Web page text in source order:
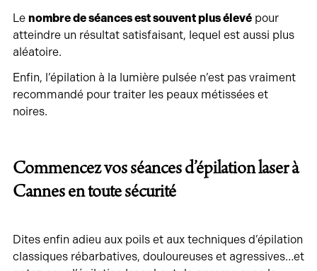
Le nombre de séances est souvent plus élevépour
atteindre un résultat satisfaisant, lequel est aussi plus
aléatoire.
Enfin, l’épilation à la lumière pulsée n’est pas vraiment
recommandé pour traiter les peaux métissées et
noires.
Commencez vos séances d’épilation laser à
Cannes en toute sécurité
Dites enfin adieu aux poils et aux techniques d’épilation
classiques rébarbatives, douloureuses et agressives…et